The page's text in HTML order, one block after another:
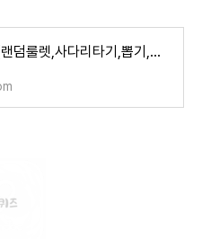
Random GO (랜덤룰렛,사다리타기,뽑기,복불복) - Google Play 앱